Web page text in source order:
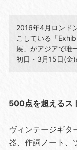
2016年4月ロンド
こしている「
展」がアジアで唯
初日・3月15日(金)
500点を超えるス
ヴィンテージギタ
器、作詞ノート、